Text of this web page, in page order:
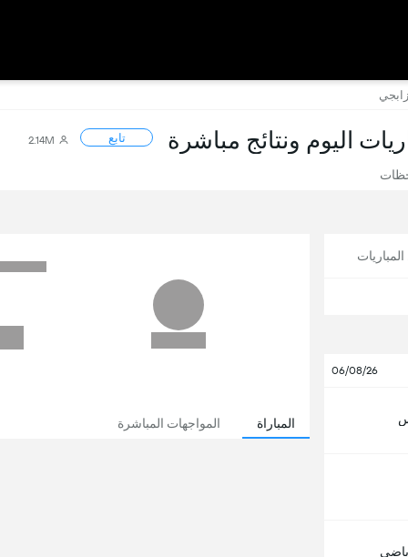
اليوم ونتائج مباشرة تابع 2.14M
06/08/26
المباراة المواجهات المباشرة